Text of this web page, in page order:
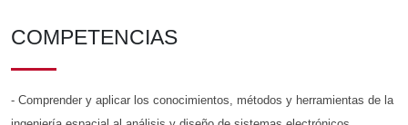
COMPETENCIAS
- Comprender y aplicar los conocimientos, métodos y herramientas de la